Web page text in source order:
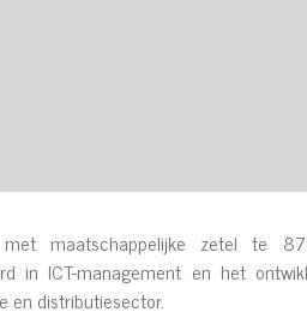
maatschappelijke zetel te
in ICT-management en het
en distributiesector.